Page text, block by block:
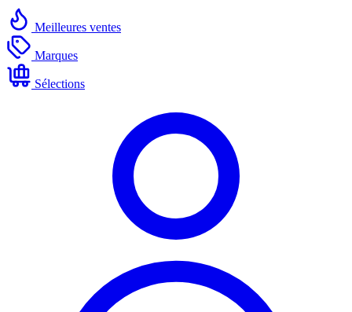
Meilleures ventes
Marques
Sélections